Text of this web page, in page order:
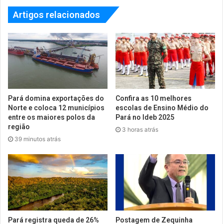
Artigos relacionados
Pará domina exportações do
Norte e coloca 12 municípios
entre os maiores polos da
região
39 minutos atrás
Confira as 10 melhores
escolas de Ensino Médio do
Pará no Ideb 2025
3 horas atrás
Pará registra queda de 26% Postagem de Zequinha